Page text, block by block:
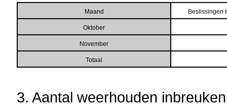
Maand Beslissingen
Oktober
November
Totaal
3. Aantal weerhouden